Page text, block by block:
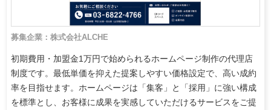
募集企業：株式会社ALCHE
初期費用・加盟金1万円で始められるホームページ制作の代理店
制度です。最低単価を抑えた提案しやすい価格設定で、高い成約
率を目指せます。ホームページは「集客」と「採用」に強い構成
を標準とし、お客様に成果を実感していただけるサービスをご提